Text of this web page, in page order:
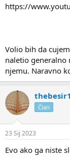
https://
Volio bih da
naletio generalno
njemu. Naravno
thebesir1
Član
23 Sij 2023
Evo ako ga niste